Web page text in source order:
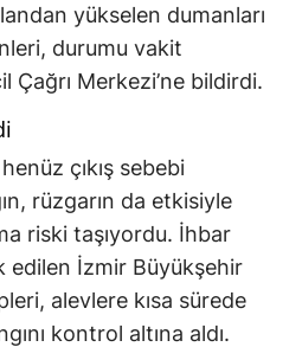
yükselen dumanları
durumu vakit
Çağrı Merkezi’ne bildirdi.
çıkış sebebi
rüzgarın da etkisiyle
riski taşıyordu. İhbar
edilen İzmir Büyükşehir
alevlere kısa sürede
kontrol altına aldı.